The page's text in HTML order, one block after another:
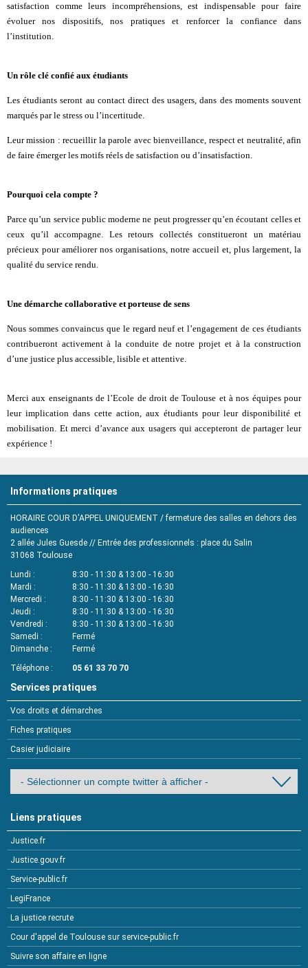
satisfaction comme leurs incompréhensions, est indispensable pour faire
évoluer nos dispositifs, nos pratiques et renforcer la confiance dans
l’institution.
Un rôle clé confié aux étudiants
Les étudiants seront au contact direct des usagers, dans des moments souvent
marqués par le stress ou l’incertitude.
Leur mission : recueillir la parole avec bienveillance, respect et neutralité, afin
de faire émerger les motifs réels de satisfaction ou d’insatisfaction.
Pourquoi cela compte ?
Parce qu’un service public moderne ne peut progresser qu’en écoutant celles et
ceux qu’il accompagne. Les retours collectés constitueront un matériau
précieux pour améliorer nos organisations, notre accueil et, plus largement, la
qualité du service rendu.
Une démarche collaborative et porteuse de sens
Nous sommes convaincus que le regard neuf et l’engagement de ces étudiants
contribueront activement à la conduite de notre projet et à la construction
d’une justice plus accessible, lisible et attentive.
Merci aux enseignants de l’Ecole de droit de Toulouse et à nos équipes pour
leur implication dans cette action, aux étudiants pour leur disponibilité et
mobilisation. Et merci d’avance aux usagers qui accepteront de partager leur
expérience !
Informations pratiques
HORAIRE COUR D'APPEL UNIQUEMENT / fermeture des salles en dehors des
audiences
2 allée Jules Guesde // Entrée des professionnels : place du Salin
31068 Toulouse
Lundi
8:30 - 11:30 & 13:00 - 16:30
Mardi
8:30 - 11:30 & 13:00 - 16:30
Mercredi
8:30 - 11:30 & 13:00 - 16:30
Jeudi
8:30 - 11:30 & 13:00 - 16:30
Vendredi
8:30 - 11:30 & 13:00 - 16:30
Samedi
Fermé
Dimanche
Fermé
Téléphone
05 61 33 70 70
Services pratiques
Vos droits et démarches
Fiches pratiques
Casier judiciaire
Liens pratiques
Justice.fr
Justice.gouv.fr
Service-public.fr
LegiFrance
La justice recrute
Cour d'appel de Toulouse sur service-public.fr
Suivre son affaire en ligne